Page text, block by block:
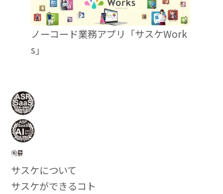
ノーコード業務アプリ「サスケWork
s」
サスケについて
サスケができるコト